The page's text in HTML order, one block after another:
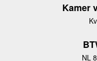
Kamer
NL